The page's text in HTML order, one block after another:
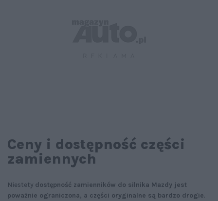
Ceny i dostępność części
zamiennych
Niestety dostępność zamienników do silnika Mazdy jest
poważnie ograniczona, a części oryginalne są bardzo drogie.